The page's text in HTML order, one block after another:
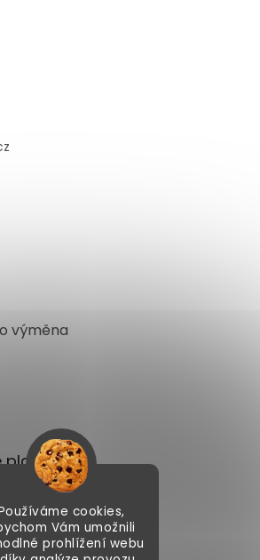
cookies,
Vám umožnili
prohlížení webu
výměna
platby